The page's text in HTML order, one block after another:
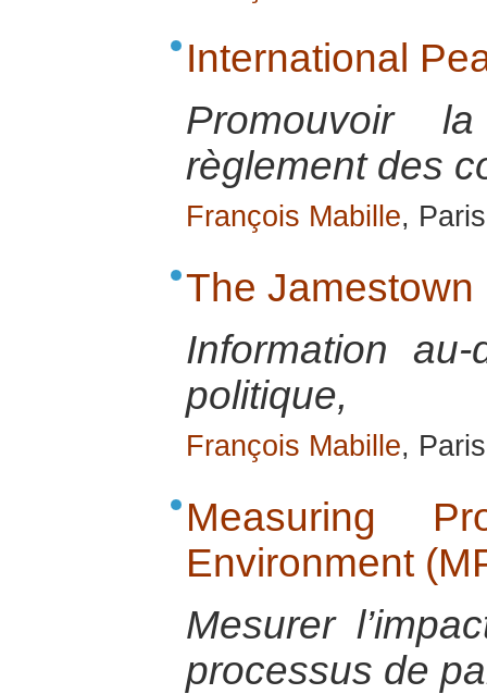
International
Promouvoir
règlement des
François Mabille,
The Jamestown
Information
politique,
François Mabille,
Measuring
Environment
Mesurer
processus de